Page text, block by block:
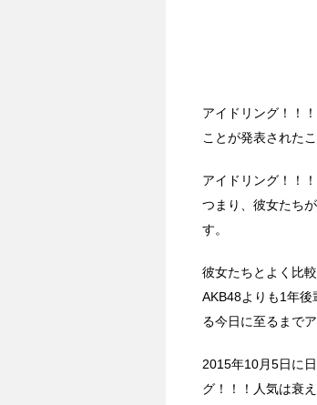
アイドリング！！
ことが発表された
アイドリング！！
つまり、彼女たち
す。
彼女たちとよく比
AKB48よりも1年
る今日に至るまで
2015年10月5日に
グ！！！人気は衰